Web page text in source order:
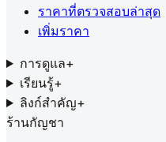
ราคาที่ตรวจสอบล่าสุด
เพิ่มราคา
การดูแล+
เรียนรู้+
ลิงก์สำคัญ+
ร้านกัญชา